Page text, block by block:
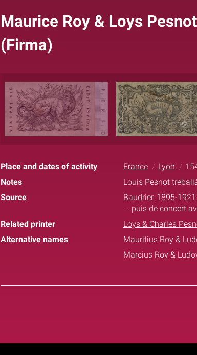
Maurice Roy & Loys Pesnot
(Firma)
Place and dates of activity France Lyon
Notes
Louis Pesnot
Source
Baudrier, 1895-
... puis de concert
Related printer
Loys & Charles
Alternative names
Mauritius Roy &
Marcius Roy &